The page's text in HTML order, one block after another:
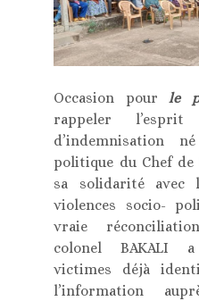
Occasion pourle
rappeler
d’indemnisation
politique du Chef de
sa solidarité avec
violences socio-
vraie
colonel BAKALI
victimes déjà
l’information